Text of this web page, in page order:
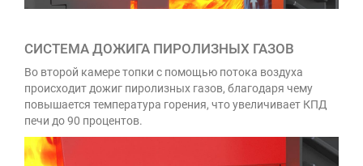
СИСТЕМА ДОЖИГА ПИРОЛИЗНЫХ ГАЗОВ
Во второй камере топки с помощью потока воздуха
происходит дожиг пиролизных газов, благодаря чему
повышается температура горения, что увеличивает КПД
печи до 90 процентов.